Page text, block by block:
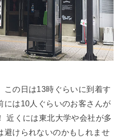
この日は13時ぐらいに到着す
には10人ぐらいのお客さんが
近くには東北大学や会社が多
避けられないのかもしれませ